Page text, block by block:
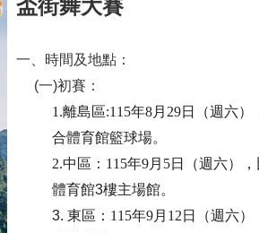
盃街舞大賽
一、時間及地點：
(一)初賽 ：
1.離島區:115年8月29日（週六
合體育館籃球場。
2.中區： 115年9月 5日（週六）
體育館3樓主場館。
3. 東區： 115年9月 12 日 （週六）